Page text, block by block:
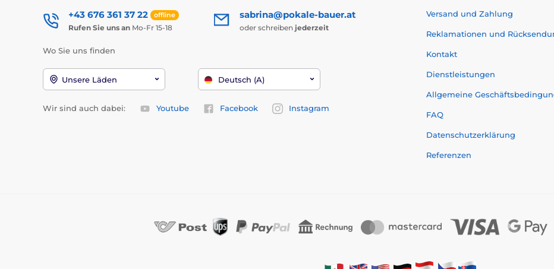
+43 676 361 37 22 offline
Rufen Sie uns an Mo-Fr 15-18
sabrina@pokale-bauer.at
oder schreiben jederzeit
Wo Sie uns finden
Unsere Läden Deutsch (A)
Wir sind auch dabei: Youtube Facebook Instagram
Versand und Zahlung
Reklamationen und
Kontakt
Dienstleistungen
Allgemeine
FAQ
Datenschutzerklärung
Referenzen